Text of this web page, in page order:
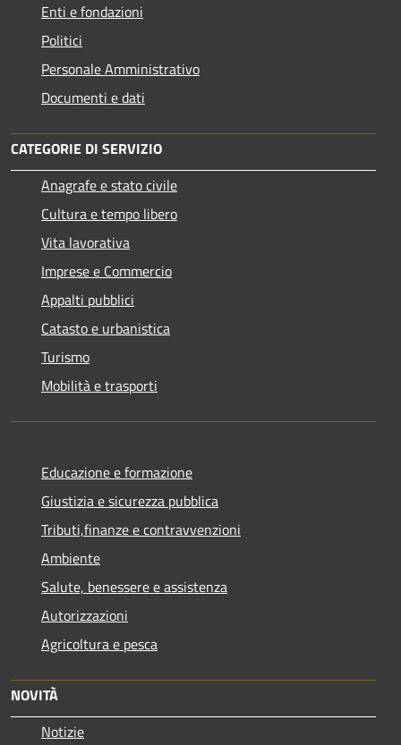
Enti e fondazioni
Politici
Personale Amministrativo
Documenti e dati
CATEGORIE DI SERVIZIO
Anagrafe e stato civile
Cultura e tempo libero
Vita lavorativa
Imprese e Commercio
Appalti pubblici
Catasto e urbanistica
Turismo
Mobilità e trasporti
Educazione e formazione
Giustizia e sicurezza pubblica
Tributi,finanze e contravvenzioni
Ambiente
Salute, benessere e assistenza
Autorizzazioni
Agricoltura e pesca
NOVITÀ
Notizie